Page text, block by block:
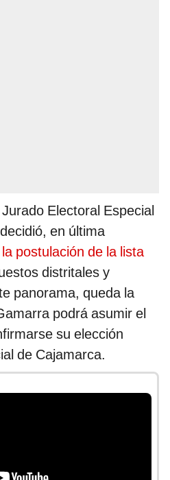
Electoral Especial
en última
postulación de la lista
distritales y
panorama, queda la
podrá asumir el
su elección
de Cajamarca.